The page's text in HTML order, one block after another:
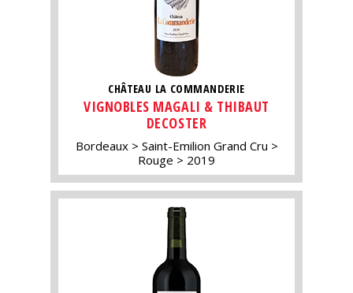
CHÂTEAU LA COMMANDERIE
VIGNOBLES MAGALI & THIBAUT
DECOSTER
Bordeaux
Saint-Emilion Grand Cru
Rouge
2019